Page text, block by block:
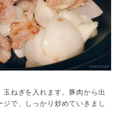
ねぎを入れます。豚肉から出
で、しっかり炒めていきまし